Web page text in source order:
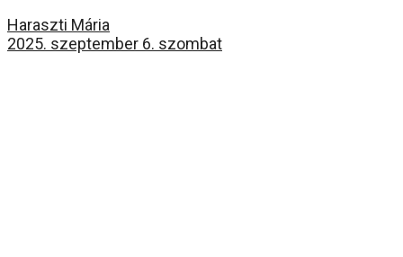
Haraszti Mária
2025. szeptember 6. szombat